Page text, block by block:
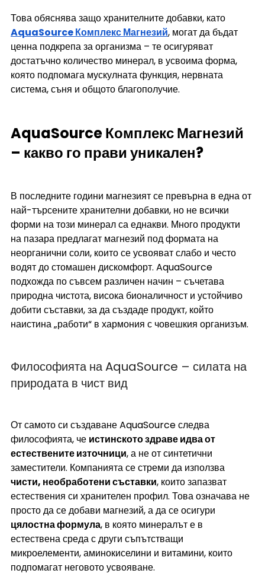
Това обяснява защо хранителните добавки, като
AquaSource Комплекс Магнезий, могат да бъдат
ценна подкрепа за организма – те осигуряват
достатъчно количество минерал, в усвоима форма,
която подпомага мускулната функция, нервната
система, съня и общото благополучие.
AquaSource Комплекс Магнезий
– какво го прави уникален?
В последните години магнезият се превърна в една от
най-търсените хранителни добавки, но не всички
форми на този минерал са еднакви. Много продукти
на пазара предлагат магнезий под формата на
неорганични соли, които се усвояват слабо и често
водят до стомашен дискомфорт. AquaSource
подхожда по съвсем различен начин – съчетава
природна чистота, висока бионаличност и устойчиво
добити съставки, за да създаде продукт, който
наистина „работи“ в хармония с човешкия организъм.
Философията на AquaSource – силата на
природата в чист вид
От самото си създаване AquaSource следва
философията, че истинското здраве идва от
естествените източници, а не от синтетични
заместители. Компанията се стреми да използва
чисти, необработени съставки, които запазват
естествения си хранителен профил. Това означава не
просто да се добави магнезий, а да се осигури
цялостна формула, в която минералът е в
естествена среда с други съпътстващи
микроелементи, аминокиселини и витамини, които
подпомагат неговото усвояване.